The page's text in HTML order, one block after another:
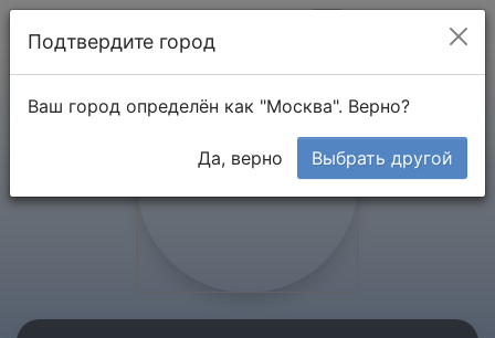
Подтвердите город
Ваш город определён как "Москва". Верно?
Да, верно Выбрать другой